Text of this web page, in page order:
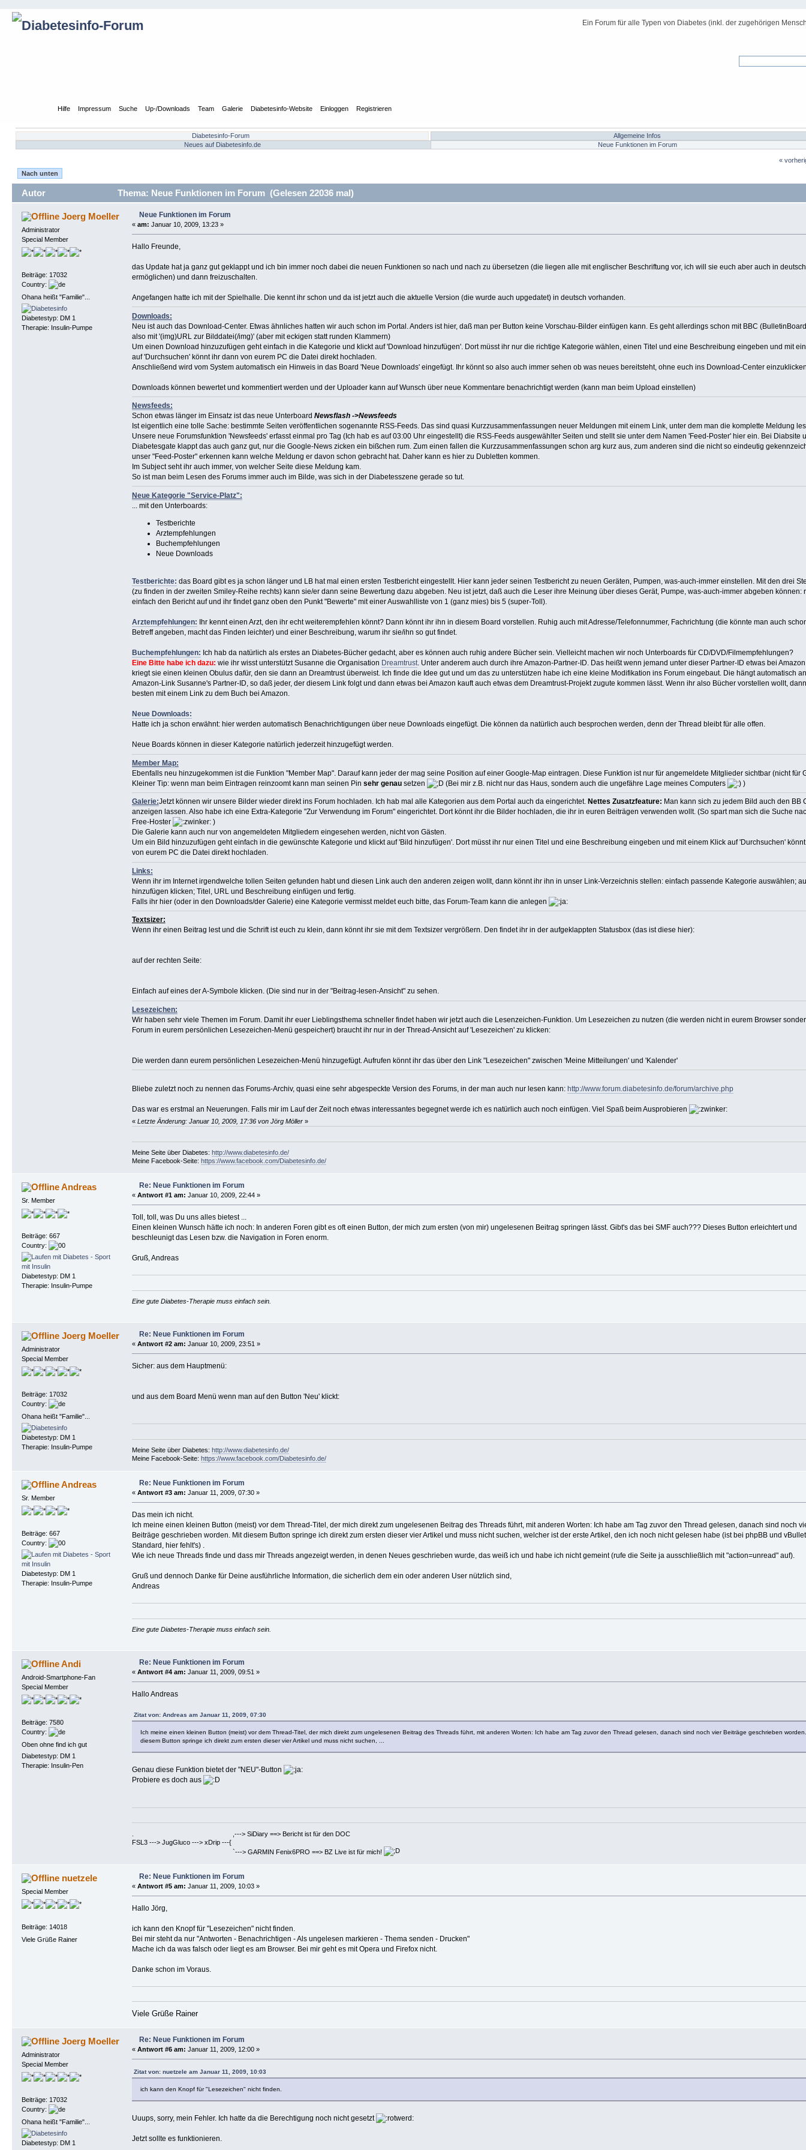
Ein Forum für alle Typen von Diabetes (inkl. der zugehörigen
Hilfe Impressum Suche Up-/Downloads Team Galerie Diabetesinfo-Website Einloggen Registrieren
Diabetesinfo-Forum
Allgemeine Infos
Neues auf Diabetesinfo.de
Neue Funktionen im Forum
«
Nach unten
Autor Thema: Neue Funktionen im Forum (Gelesen 22036 mal)
Joerg Moeller
Administrator
Special Member
Beiträge: 17032
Country:
Ohana heißt "Familie"...
Diabetestyp: DM 1
Therapie: Insulin-Pumpe
Neue Funktionen im Forum
« am: Januar 10, 2009, 13:23 »
Hallo Freunde,
das Update hat ja ganz gut geklappt und ich bin immer noch dabei die neuen Funktionen so nach und nach zu übersetzen (die liegen alle mit englischer Beschriftung vor, ich will sie euch aber auch in deutsch
ermöglichen) und dann freizuschalten.
Angefangen hatte ich mit der Spielhalle. Die kennt ihr schon und da ist jetzt auch die aktuelle Version (die wurde auch upgedatet) in deutsch vorhanden.
Downloads:
Neu ist auch das Download-Center. Etwas ähnliches hatten wir auch schon im Portal. Anders ist hier, daß man per Button keine Vorschau-Bilder einfügen kann. Es geht allerdings schon mit BBC
also mit '(img)URL zur Bilddatei(/img)' (aber mit eckigen statt runden Klammern)
Um einen Download hinzuzufügen geht einfach in die Kategorie und klickt auf 'Download hinzufügen'. Dort müsst ihr nur die richtige Kategorie wählen, einen Titel und eine Beschreibung eingeben und mit
auf 'Durchsuchen' könnt ihr dann von eurem PC die Datei direkt hochladen.
Anschließend wird vom System automatisch ein Hinweis in das Board 'Neue Downloads' eingefügt. Ihr könnt so also auch immer sehen ob was neues bereitsteht, ohne euch ins Download-Center
Downloads können bewertet und kommentiert werden und der Uploader kann auf Wunsch über neue Kommentare benachrichtigt werden (kann man beim Upload einstellen)
Newsfeeds:
Schon etwas länger im Einsatz ist das neue Unterboard Newsflash ->Newsfeeds
Ist eigentlich eine tolle Sache: bestimmte Seiten veröffentlichen sogenannte RSS-Feeds. Das sind quasi Kurzzusammenfassungen neuer Meldungen mit einem Link, unter dem man die komplette Meldung
Unsere neue Forumsfunktion 'Newsfeeds' erfasst einmal pro Tag (Ich hab es auf 03:00 Uhr eingestellt) die RSS-Feeds ausgewählter Seiten und stellt sie unter dem Namen 'Feed-Poster' hier ein. Bei Diabsite
Diabetesgate klappt das auch ganz gut, nur die Google-News zicken ein bißchen rum. Zum einen fallen die Kurzzusammenfassungen schon arg kurz aus, zum anderen sind die nicht so eindeutig
unser "Feed-Poster" erkennen kann welche Meldung er davon schon gebracht hat. Daher kann es hier zu Dubletten kommen.
Im Subject seht ihr auch immer, von welcher Seite diese Meldung kam.
So ist man beim Lesen des Forums immer auch im Bilde, was sich in der Diabetesszene gerade so tut.
Neue Kategorie "Service-Platz":
... mit den Unterboards:
Testberichte
Arztempfehlungen
Buchempfehlungen
Neue Downloads
Testberichte: das Board gibt es ja schon länger und LB hat mal einen ersten Testbericht eingestellt. Hier kann jeder seinen Testbericht zu neuen Geräten, Pumpen, was-auch-immer einstellen. Mit den drei
(zu finden in der zweiten Smiley-Reihe rechts) kann sie/er dann seine Bewertung dazu abgeben. Neu ist jetzt, daß auch die Leser ihre Meinung über dieses Gerät, Pumpe, was-auch-immer abgeben können:
einfach den Bericht auf und ihr findet ganz oben den Punkt "Bewerte" mit einer Auswahlliste von 1 (ganz mies) bis 5 (super-Toll).
Arztempfehlungen: Ihr kennt einen Arzt, den ihr echt weiterempfehlen könnt? Dann könnt ihr ihn in diesem Board vorstellen. Ruhig auch mit Adresse/Telefonnummer, Fachrichtung (die könnte man auch
Betreff angeben, macht das Finden leichter) und einer Beschreibung, warum ihr sie/ihn so gut findet.
Buchempfehlungen: Ich hab da natürlich als erstes an Diabetes-Bücher gedacht, aber es können auch ruhig andere Bücher sein. Vielleicht machen wir noch Unterboards für CD/DVD/Filmempfehlungen?
Eine Bitte habe ich dazu: wie ihr wisst unterstützt Susanne die Organisation Dreamtrust. Unter anderem auch durch ihre Amazon-Partner-ID. Das heißt wenn jemand unter dieser Partner-ID etwas bei
kriegt sie einen kleinen Obulus dafür, den sie dann an Dreamtrust überweist. Ich finde die Idee gut und um das zu unterstützen habe ich eine kleine Modifikation ins Forum eingebaut. Die hängt automatisch
Amazon-Link Susanne's Partner-ID, so daß jeder, der diesem Link folgt und dann etwas bei Amazon kauft auch etwas dem Dreamtrust-Projekt zugute kommen lässt. Wenn ihr also Bücher vorstellen wollt,
besten mit einem Link zu dem Buch bei Amazon.
Neue Downloads:
Hatte ich ja schon erwähnt: hier werden automatisch Benachrichtigungen über neue Downloads eingefügt. Die können da natürlich auch besprochen werden, denn der Thread bleibt für alle offen.
Neue Boards können in dieser Kategorie natürlich jederzeit hinzugefügt werden.
Member Map:
Ebenfalls neu hinzugekommen ist die Funktion "Member Map". Darauf kann jeder der mag seine Position auf einer Google-Map eintragen. Diese Funktion ist nur für angemeldete Mitglieder sichtbar (nicht für
Kleiner Tip: wenn man beim Eintragen reinzoomt kann man seinen Pin sehr genausetzen (Bei mir z.B. nicht nur das Haus, sondern auch die ungefähre Lage meines Computers )
Galerie:Jetzt können wir unsere Bilder wieder direkt ins Forum hochladen. Ich hab mal alle Kategorien aus dem Portal auch da eingerichtet. Nettes Zusatzfeature: Man kann sich zu jedem Bild auch den BB
anzeigen lassen. Also habe ich eine Extra-Kategorie "Zur Verwendung im Forum" eingerichtet. Dort könnt ihr die Bilder hochladen, die ihr in euren Beiträgen verwenden wollt. (So spart man sich die Suche
Free-Hoster
)
Die Galerie kann auch nur von angemeldeten Mitgliedern eingesehen werden, nicht von Gästen.
Um ein Bild hinzuzufügen geht einfach in die gewünschte Kategorie und klickt auf 'Bild hinzufügen'. Dort müsst ihr nur einen Titel und eine Beschreibung eingeben und mit einem Klick auf 'Durchsuchen'
von eurem PC die Datei direkt hochladen.
Links:
Wenn ihr im Internet irgendwelche tollen Seiten gefunden habt und diesen Link auch den anderen zeigen wollt, dann könnt ihr ihn in unser Link-Verzeichnis stellen: einfach passende Kategorie auswählen;
hinzufügen klicken; Titel, URL und Beschreibung einfügen und fertig.
Falls ihr hier (oder in den Downloads/der Galerie) eine Kategorie vermisst meldet euch bitte, das Forum-Team kann die anlegen
Textsizer:
Wenn ihr einen Beitrag lest und die Schrift ist euch zu klein, dann könnt ihr sie mit dem Textsizer vergrößern. Den findet ihr in der aufgeklappten Statusbox (das ist diese hier):
auf der rechten Seite:
Einfach auf eines der A-Symbole klicken. (Die sind nur in der "Beitrag-lesen-Ansicht" zu sehen.
Lesezeichen:
Wir haben sehr viele Themen im Forum. Damit ihr euer Lieblingsthema schneller findet haben wir jetzt auch die Lesenzeichen-Funktion. Um Lesezeichen zu nutzen (die werden nicht in eurem Browser
Forum in eurem persönlichen Lesezeichen-Menü gespeichert) braucht ihr nur in der Thread-Ansicht auf 'Lesezeichen' zu klicken:
Die werden dann eurem persönlichen Lesezeichen-Menü hinzugefügt. Aufrufen könnt ihr das über den Link "Lesezeichen" zwischen 'Meine Mitteilungen' und 'Kalender'
Bliebe zuletzt noch zu nennen das Forums-Archiv, quasi eine sehr abgespeckte Version des Forums, in der man auch nur lesen kann: http://www.forum.diabetesinfo.de/forum/archive.php
Das war es erstmal an Neuerungen. Falls mir im Lauf der Zeit noch etwas interessantes begegnet werde ich es natürlich auch noch einfügen. Viel Spaß beim Ausprobieren
« Letzte Änderung: Januar 10, 2009, 17:36 von Jörg Möller»
Meine Seite über Diabetes: http://www.diabetesinfo.de/
Meine Facebook-Seite: https://www.facebook.com/Diabetesinfo.de/
Andreas
Sr. Member
Beiträge: 667
Country:
Diabetestyp: DM 1
Therapie: Insulin-Pumpe
Re: Neue Funktionen im Forum
« Antwort #1 am: Januar 10, 2009, 22:44 »
Toll, toll, was Du uns alles bietest ...
Einen kleinen Wunsch hätte ich noch: In anderen Foren gibt es oft einen Button, der mich zum ersten (von mir) ungelesenen Beitrag springen lässt. Gibt's das bei SMF auch??? Dieses Button erleichtert und
beschleunigt das Lesen bzw. die Navigation in Foren enorm.
Gruß, Andreas
Eine gute Diabetes-Therapie muss einfach sein.
Joerg Moeller
Administrator
Special Member
Beiträge: 17032
Country:
Ohana heißt "Familie"...
Diabetestyp: DM 1
Therapie: Insulin-Pumpe
Re: Neue Funktionen im Forum
« Antwort #2 am: Januar 10, 2009, 23:51 »
Sicher: aus dem Hauptmenü:
und aus dem Board Menü wenn man auf den Button 'Neu' klickt:
Meine Seite über Diabetes: http://www.diabetesinfo.de/
Meine Facebook-Seite: https://www.facebook.com/Diabetesinfo.de/
Andreas
Sr. Member
Beiträge: 667
Country:
Diabetestyp: DM 1
Therapie: Insulin-Pumpe
Re: Neue Funktionen im Forum
« Antwort #3 am: Januar 11, 2009, 07:30 »
Das mein ich nicht.
Ich meine einen kleinen Button (meist) vor dem Thread-Titel, der mich direkt zum ungelesenen Beitrag des Threads führt, mit anderen Worten: Ich habe am Tag zuvor den Thread gelesen, danach sind noch
Beiträge geschrieben worden. Mit diesem Button springe ich direkt zum ersten dieser vier Artikel und muss nicht suchen, welcher ist der erste Artikel, den ich noch nicht gelesen habe (ist bei phpBB und
Standard, hier fehlt's) .
Wie ich neue Threads finde und dass mir Threads angezeigt werden, in denen Neues geschrieben wurde, das weiß ich und habe ich nicht gemeint (rufe die Seite ja ausschließlich mit "action=unread" auf).
Gruß und dennoch Danke für Deine ausführliche Information, die sicherlich dem ein oder anderen User nützlich sind,
Andreas
Eine gute Diabetes-Therapie muss einfach sein.
Andi
Android-Smartphone-Fan
Special Member
Beiträge: 7580
Country:
Oben ohne find ich gut
Diabetestyp: DM 1
Therapie: Insulin-Pen
Re: Neue Funktionen im Forum
« Antwort #4 am: Januar 11, 2009, 09:51 »
Hallo Andreas
Zitat von: Andreas am Januar 11, 2009, 07:30
Ich meine einen kleinen Button (meist) vor dem Thread-Titel, der mich direkt zum ungelesenen Beitrag des Threads führt, mit anderen Worten: Ich habe am Tag zuvor den Thread gelesen, danach sind noch vier Beiträge geschrieben
diesem Button springe ich direkt zum ersten dieser vier Artikel und muss nicht suchen, ...
Genau diese Funktion bietet der "NEU"-Button
Probiere es doch aus
. ,---> SiDiary ==> Bericht ist für den DOC
FSL3 ---> JugGluco ---> xDrip ---{
`---> GARMIN Fenix6PRO ==> BZ Live ist für mich!
nuetzele
Special Member
Beiträge: 14018
Viele Grüße Rainer
Re: Neue Funktionen im Forum
« Antwort #5 am: Januar 11, 2009, 10:03 »
Hallo Jörg,
ich kann den Knopf für "Lesezeichen" nicht finden.
Bei mir steht da nur "Antworten - Benachrichtigen - Als ungelesen markieren - Thema senden - Drucken"
Mache ich da was falsch oder liegt es am Browser. Bei mir geht es mit Opera und Firefox nicht.
Danke schon im Voraus.
Viele Grüße Rainer
Joerg Moeller
Administrator
Special Member
Beiträge: 17032
Country:
Ohana heißt "Familie"...
Diabetestyp: DM 1
Re: Neue Funktionen im Forum
« Antwort #6 am: Januar 11, 2009, 12:00 »
Zitat von: nuetzele am Januar 11, 2009, 10:03
ich kann den Knopf für "Lesezeichen" nicht finden.
Uuups, sorry, mein Fehler. Ich hatte da die Berechtigung noch nicht gesetzt
Jetzt sollte es funktionieren.